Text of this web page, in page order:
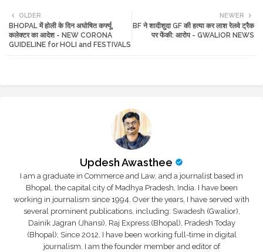
ats
NEWER
BF ने शादीशुदा GF की हत्या कर लाश रेलवे ट्रैक
पर फेंकी: आरोप - GWALIOR NEWS
OLDER
BHOPAL में होली के दिन अघोषित कर्फ्यू,
कलेक्टर का आदेश - NEW CORONA
GUIDELINE for HOLI and FESTIVALS
Updesh Awasthee
I am a graduate in Commerce and Law, and a journalist based in
Bhopal, the capital city of Madhya Pradesh, India. I have been
working in journalism since 1994. Over the years, I have served with
several prominent publications, including: Swadesh (Gwalior),
Dainik Jagran (Jhansi), Raj Express (Bhopal), Pradesh Today
(Bhopal); Since 2012, I have been working full-time in digital
journalism. I am the founder member and editor of